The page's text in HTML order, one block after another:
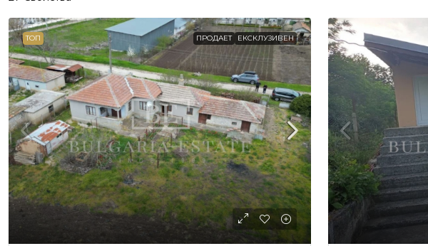
ТОП ПРОДАЕТ ЕКСКЛУЗИВЕН